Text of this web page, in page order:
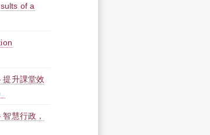
of a
升課堂效
慧行政，